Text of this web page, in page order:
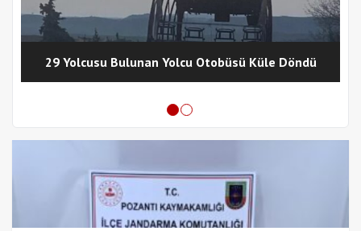
29 Yolcusu Bulunan Yolcu Otobüsü Küle Döndü